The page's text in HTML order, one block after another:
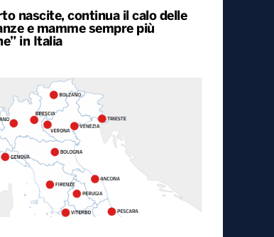
nascite, continua il calo delle
e mamme sempre più
in Italia